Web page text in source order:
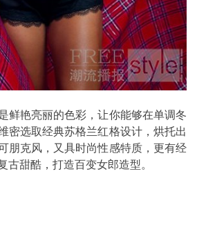
鲜艳亮丽的色彩，让你能够在单调冬
密选取经典苏格兰红格设计，烘托出
朋克风，又具时尚性感特质，更有经
古甜酷，打造百变女郎造型。